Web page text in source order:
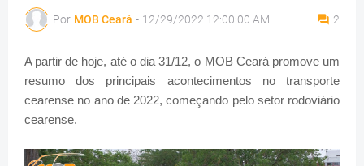
Por MOB Ceará - 12/29/2022 12:00:00 AM 2
A partir de hoje, até o dia 31/12, o MOB Ceará promove um
resumo dos principais acontecimentos no transporte
cearense no ano de 2022, começando pelo setor rodoviário
cearense.